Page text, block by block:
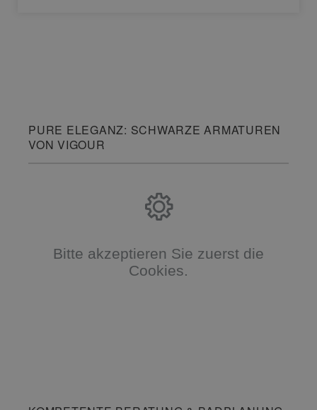
PURE ELEGANZ: SCHWARZE ARMATUREN
VON VIGOUR
Bitte akzeptieren Sie zuerst die
Cookies.